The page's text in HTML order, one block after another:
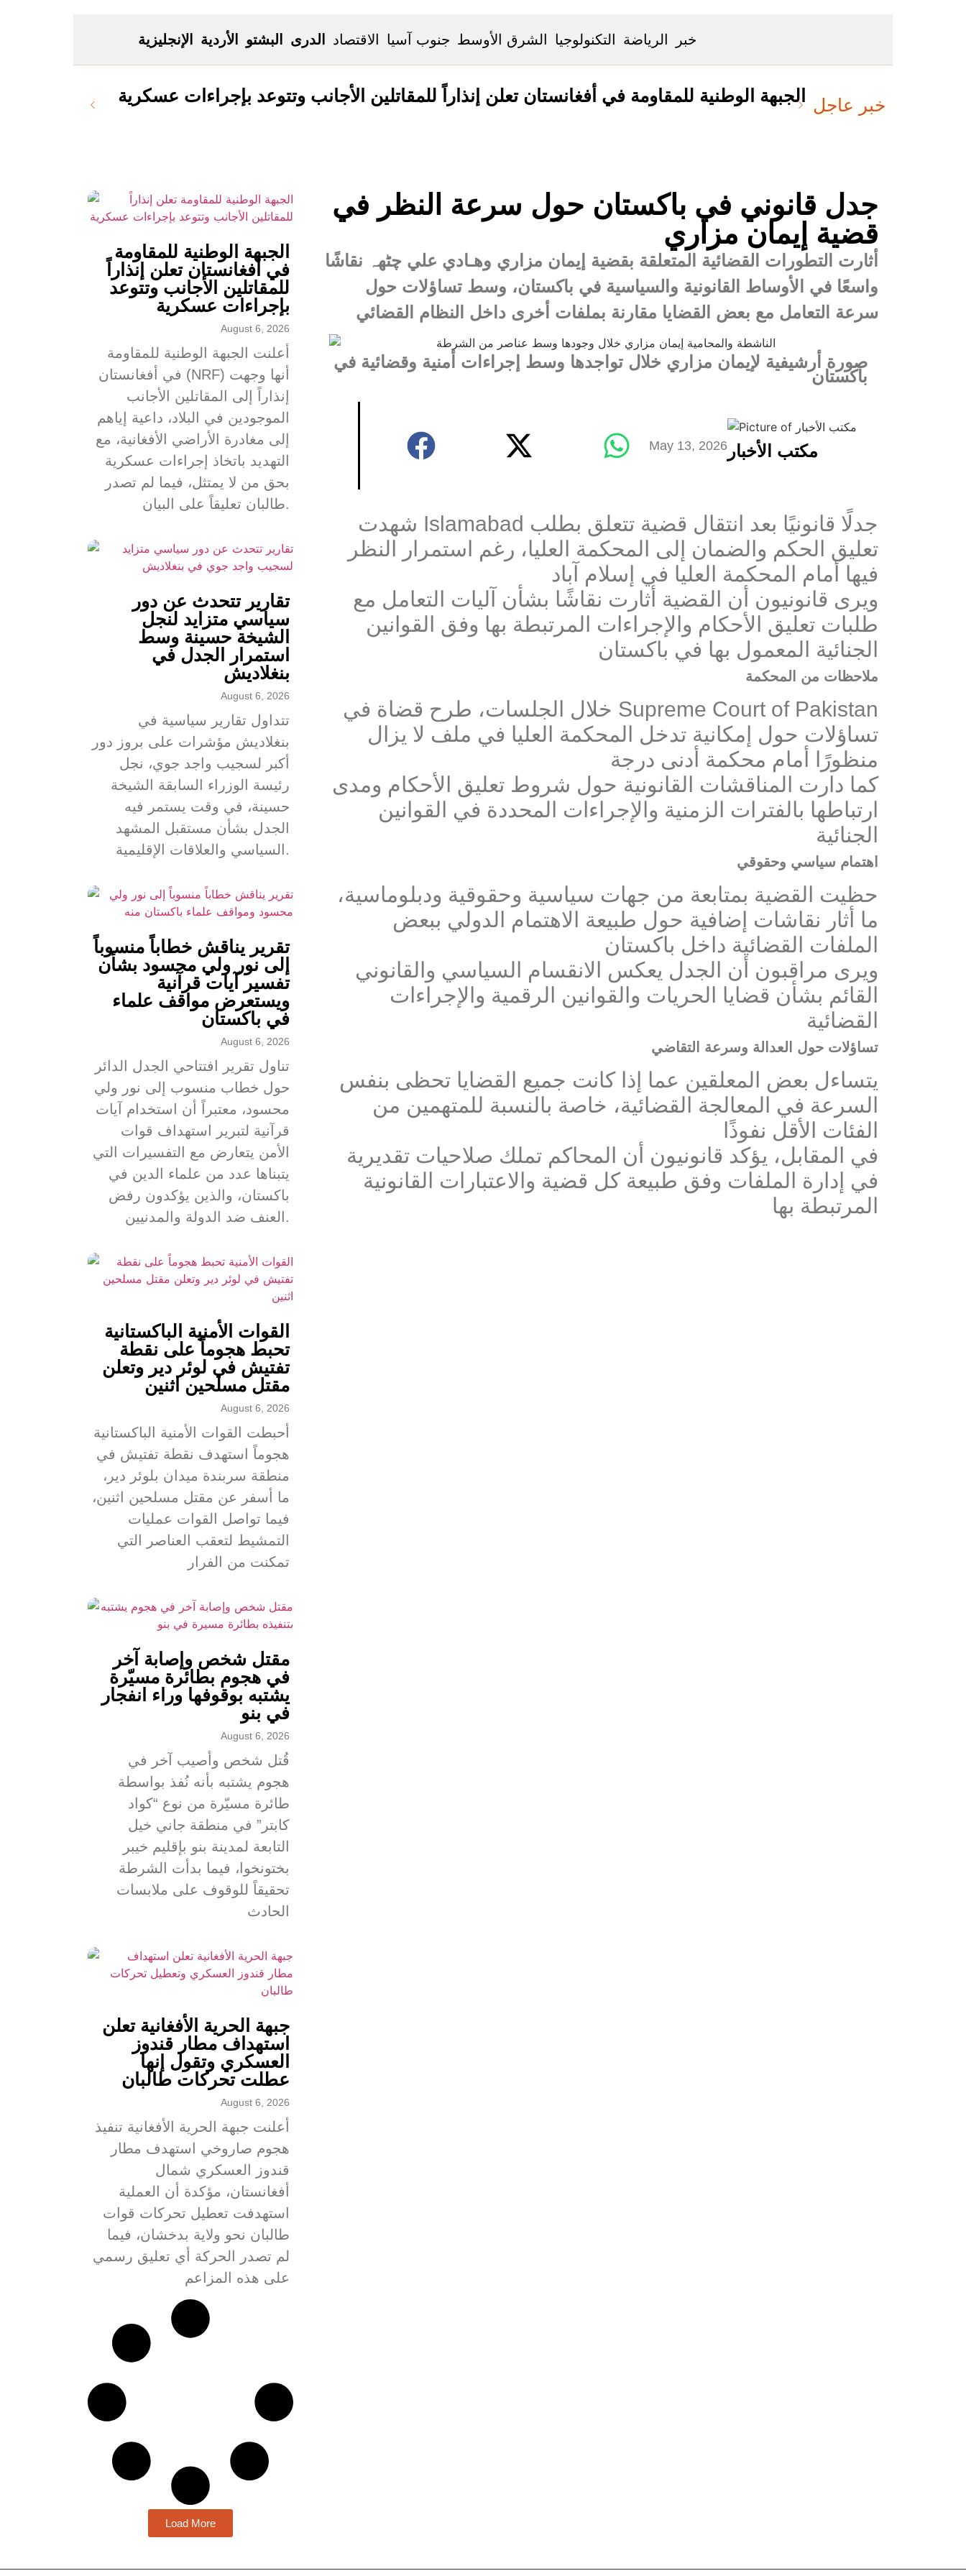
الاقتصاد جنوب آسيا الشرق الأوسط التكنولوجيا الرياضة خبر الإنجليزية الأردية البشتو الدری
الجبهة الوطنية للمقاومة في أفغانستان تعلن إنذاراً للمقاتلين الأجانب وتتوعد بإجراءات عسكرية خبر عاجل
الجبهة الوطنية للمقاومة
في أفغانستان تعلن إنذاراً
للمقاتلين الأجانب وتتوعد
بإجراءات عسكرية
August 6, 2026
أعلنت الجبهة الوطنية للمقاومة
في أفغانستان (NRF) أنها وجهت
إنذاراً إلى المقاتلين الأجانب
الموجودين في البلاد، داعية إياهم
إلى مغادرة الأراضي الأفغانية، مع
التهديد باتخاذ إجراءات عسكرية
بحق من لا يمتثل، فيما لم تصدر
طالبان تعليقاً على البيان.
تقارير تتحدث عن دور
سياسي متزايد لنجل
الشيخة حسينة وسط
استمرار الجدل في
بنغلاديش
August 6, 2026
تتداول تقارير سياسية في
بنغلاديش مؤشرات على بروز دور
أكبر لسجيب واجد جوي، نجل
رئيسة الوزراء السابقة الشيخة
حسينة، في وقت يستمر فيه
الجدل بشأن مستقبل المشهد
السياسي والعلاقات الإقليمية.
تقرير يناقش خطاباً منسوباً
إلى نور ولي محسود بشأن
تفسير آيات قرآنية
ويستعرض مواقف علماء
في باكستان
August 6, 2026
تناول تقرير افتتاحي الجدل الدائر
حول خطاب منسوب إلى نور ولي
محسود، معتبراً أن استخدام آيات
قرآنية لتبرير استهداف قوات
الأمن يتعارض مع التفسيرات التي
يتبناها عدد من علماء الدين في
باكستان، والذين يؤكدون رفض
العنف ضد الدولة والمدنيين.
القوات الأمنية الباكستانية
تحبط هجوماً على نقطة
تفتيش في لوئر دير وتعلن
مقتل مسلحين اثنين
August 6, 2026
أحبطت القوات الأمنية الباكستانية
هجوماً استهدف نقطة تفتيش في
منطقة سربندة ميدان بلوئر دير،
ما أسفر عن مقتل مسلحين اثنين،
فيما تواصل القوات عمليات
التمشيط لتعقب العناصر التي
تمكنت من الفرار
مقتل شخص وإصابة آخر
في هجوم بطائرة مسيّرة
يشتبه بوقوفها وراء انفجار
في بنو
August 6, 2026
قُتل شخص وأصيب آخر في
هجوم يشتبه بأنه نُفذ بواسطة
طائرة مسيّرة من نوع “كواد
كابتر” في منطقة جاني خيل
التابعة لمدينة بنو بإقليم خيبر
بختونخوا، فيما بدأت الشرطة
تحقيقاً للوقوف على ملابسات
الحادث
جبهة الحرية الأفغانية تعلن
استهداف مطار قندوز
العسكري وتقول إنها
عطلت تحركات طالبان
August 6, 2026
أعلنت جبهة الحرية الأفغانية تنفيذ
هجوم صاروخي استهدف مطار
قندوز العسكري شمال
أفغانستان، مؤكدة أن العملية
استهدفت تعطيل تحركات قوات
طالبان نحو ولاية بدخشان، فيما
لم تصدر الحركة أي تعليق رسمي
على هذه المزاعم
Load More
جدل قانوني في باكستان حول سرعة النظر في
قضية إيمان مزاري
أثارت التطورات القضائية المتعلقة بقضية إيمان مزاري وهـادي علي چٹھہ نقاشًا
واسعًا في الأوساط القانونية والسياسية في باكستان، وسط تساؤلات حول
سرعة التعامل مع بعض القضايا مقارنة بملفات أخرى داخل النظام القضائي
صورة أرشيفية لإيمان مزاري خلال تواجدها وسط إجراءات أمنية وقضائية في
باكستان
مكتب الأخبار May 13, 2026
شهدت Islamabad جدلًا قانونيًا بعد انتقال قضية تتعلق بطلب
تعليق الحكم والضمان إلى المحكمة العليا، رغم استمرار النظر
فيها أمام المحكمة العليا في إسلام آباد
ويرى قانونيون أن القضية أثارت نقاشًا بشأن آليات التعامل مع
طلبات تعليق الأحكام والإجراءات المرتبطة بها وفق القوانين
الجنائية المعمول بها في باكستان
ملاحظات من المحكمة
خلال الجلسات، طرح قضاة في Supreme Court of Pakistan
تساؤلات حول إمكانية تدخل المحكمة العليا في ملف لا يزال
منظورًا أمام محكمة أدنى درجة
كما دارت المناقشات القانونية حول شروط تعليق الأحكام ومدى
ارتباطها بالفترات الزمنية والإجراءات المحددة في القوانين
الجنائية
اهتمام سياسي وحقوقي
حظيت القضية بمتابعة من جهات سياسية وحقوقية ودبلوماسية،
ما أثار نقاشات إضافية حول طبيعة الاهتمام الدولي ببعض
الملفات القضائية داخل باكستان
ويرى مراقبون أن الجدل يعكس الانقسام السياسي والقانوني
القائم بشأن قضايا الحريات والقوانين الرقمية والإجراءات
القضائية
تساؤلات حول العدالة وسرعة التقاضي
يتساءل بعض المعلقين عما إذا كانت جميع القضايا تحظى بنفس
السرعة في المعالجة القضائية، خاصة بالنسبة للمتهمين من
الفئات الأقل نفوذًا
في المقابل، يؤكد قانونيون أن المحاكم تملك صلاحيات تقديرية
في إدارة الملفات وفق طبيعة كل قضية والاعتبارات القانونية
المرتبطة بها